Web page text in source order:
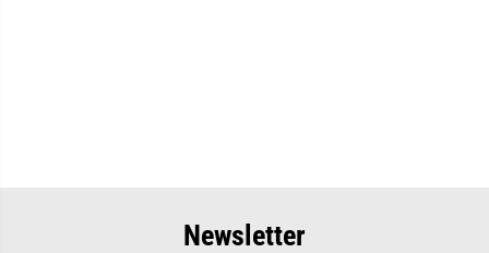
Newsletter